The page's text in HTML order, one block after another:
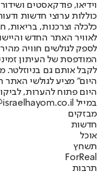
וידיאו, פודקאסטים
כוללות ערוצי חדשות
לאוויר האתר החדש
לספק לגולשים חוויה
המודפסת של העיתון
לקבל אותם גם בניוזלטר.
היום" מציע לגולשי האתר
היום פתוח להערות,
במייל hayom@israelhayom.co.il.
מבזקים
חדשות
אוכל
תשחץ
ForReal
תרבות